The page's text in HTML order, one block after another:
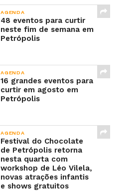
AGENDA
48 eventos para curtir
neste fim de semana em
Petrópolis
AGENDA
16 grandes eventos para
curtir em agosto em
Petrópolis
AGENDA
Festival do Chocolate
de Petrópolis retorna
nesta quarta com
workshop de Léo Vilela,
novas atrações infantis
e shows gratuitos